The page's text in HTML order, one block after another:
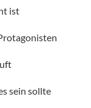
ist
sein sollte